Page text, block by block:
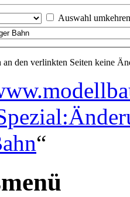
Auswahl umkehren
den verlinkten Seiten keine
“